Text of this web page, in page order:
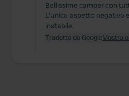
Bellissimo camper con
L'unico aspetto negativo
instabile.
Tradotto da GoogleMostra